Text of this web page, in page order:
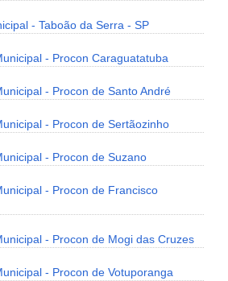
- Taboão da Serra - SP
- Procon Caraguatatuba
- Procon de Santo André
- Procon de Sertãozinho
- Procon de Suzano
- Procon de Francisco
- Procon de Mogi das Cruzes
- Procon de Votuporanga